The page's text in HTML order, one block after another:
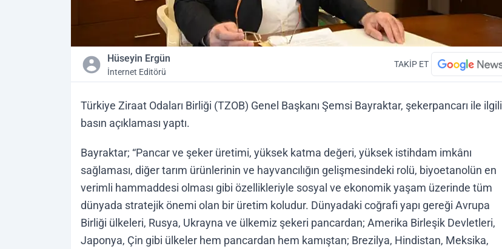
Hüseyin Ergün
İnternet Editörü
TAKİP ET
Türkiye Ziraat Odaları Birliği (TZOB) Genel Başkanı Şemsi Bayraktar, şekerpancarı ile ilgili
basın açıklaması yaptı.
Bayraktar; “Pancar ve şeker üretimi, yüksek katma değeri, yüksek istihdam imkânı
sağlaması, diğer tarım ürünlerinin ve hayvancılığın gelişmesindeki rolü, biyoetanolün en
verimli hammaddesi olması gibi özellikleriyle sosyal ve ekonomik yaşam üzerinde tüm
dünyada stratejik önemi olan bir üretim koludur. Dünyadaki coğrafi yapı gereği Avrupa
Birliği ülkeleri, Rusya, Ukrayna ve ülkemiz şekeri pancardan; Amerika Birleşik Devletleri,
Japonya, Çin gibi ülkeler hem pancardan hem kamıştan; Brezilya, Hindistan, Meksika,